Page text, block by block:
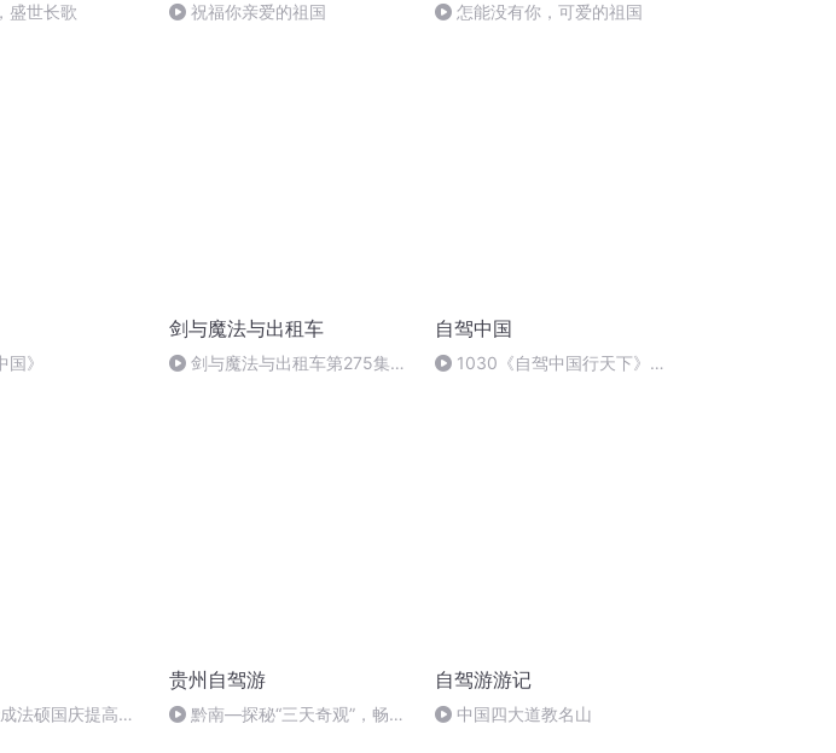
盛世长歌 祝福你亲爱的祖国 怎能没有你，可爱的祖国
国》
剑与魔法与出租车
剑与魔法与出租车第275集
自驾中国
1030《自驾中国行天下》杜
法硕国庆提高班
贵州自驾游
黔南—探秘“三天奇观”，畅游
自驾游游记
中国四大道教名山